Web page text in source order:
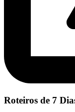
Roteiros de 7